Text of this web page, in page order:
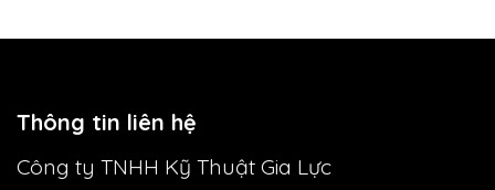
Thông tin liên hệ
Công ty TNHH Kỹ Thuật Gia Lực